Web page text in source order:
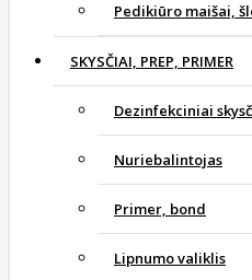
Pedikiūro maišai,
SKYSČIAI, PREP, PRIMER
Dezinfekciniai
Nuriebalintojas
Primer, bond
Lipnumo valiklis